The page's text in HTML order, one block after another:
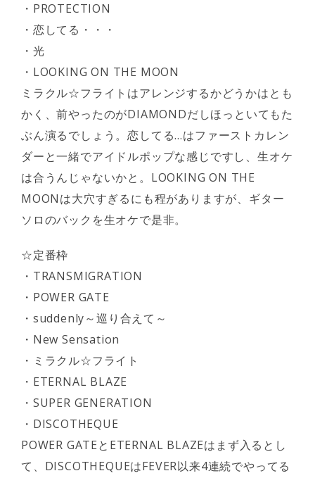
・PROTECTION
・恋してる・・・
・光
・LOOKING ON THE MOON
ミラクル☆フライトはアレンジするかどうかはとも
かく、前やったのがDIAMONDだしほっといてもた
ぶん演るでしょう。恋してる…はファーストカレン
ダーと一緒でアイドルポップな感じですし、生オケ
は合うんじゃないかと。LOOKING ON THE
MOONは大穴すぎるにも程がありますが、ギター
ソロのバックを生オケで是非。
☆定番枠
・TRANSMIGRATION
・POWER GATE
・suddenly～巡り合えて～
・New Sensation
・ミラクル☆フライト
・ETERNAL BLAZE
・SUPER GENERATION
・DISCOTHEQUE
POWER GATEとETERNAL BLAZEはまず入るとし
て、DISCOTHEQUEはFEVER以来4連続でやってる